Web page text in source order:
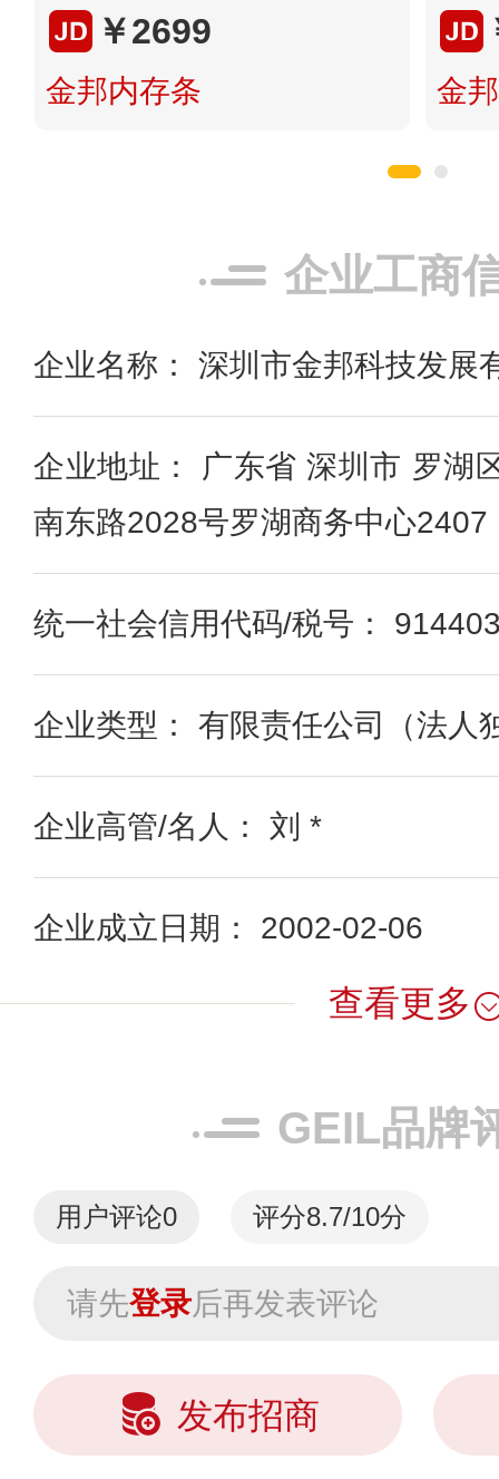
￥2699
金邦内存条 金
企业工商
企业名称： 深圳市金邦科技发展
企业地址： 广东省 深圳市 罗湖
南东路2028号罗湖商务中心2407
统一社会信用代码/税号：
企业类型： 有限责任公司（法人
企业高管/名人： 刘 *
企业成立日期： 2002-02-06
查看更多
GEIL品牌
用户评论0 评分8.7/10分
请先登录后再发表评论
发布招商